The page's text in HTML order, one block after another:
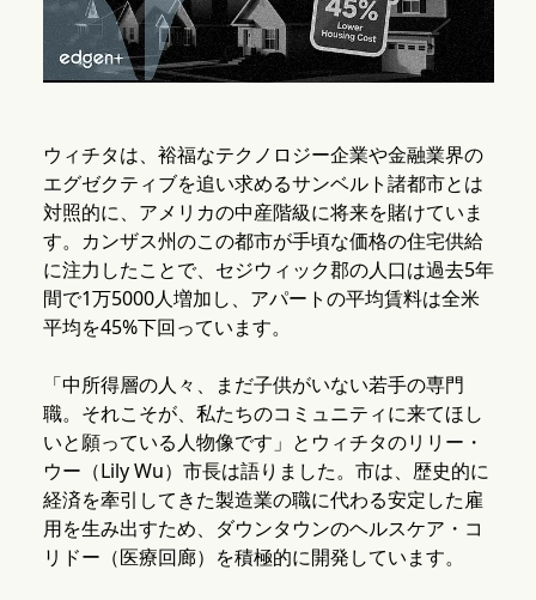
ウィチタは、裕福なテクノロジー企業や金融業界の
エグゼクティブを追い求めるサンベルト諸都市とは
対照的に、アメリカの中産階級に将来を賭けていま
す。カンザス州のこの都市が手頃な価格の住宅供給
に注力したことで、セジウィック郡の人口は過去5年
間で1万5000人増加し、アパートの平均賃料は全米
平均を45%下回っています。
「中所得層の人々、まだ子供がいない若手の専門
職。それこそが、私たちのコミュニティに来てほし
いと願っている人物像です」とウィチタのリリー・
ウー（Lily Wu）市長は語りました。市は、歴史的に
経済を牽引してきた製造業の職に代わる安定した雇
用を生み出すため、ダウンタウンのヘルスケア・コ
リドー（医療回廊）を積極的に開発しています。